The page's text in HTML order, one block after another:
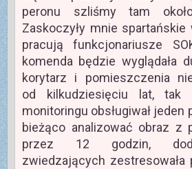
peronu szliśmy tam
Zaskoczyły mnie spartańskie
pracują funkcjonariusze
komenda będzie wyglądała
korytarz i pomieszczenia
od kilkudziesięciu lat, tak
monitoringu obsługiwał jeden
bieżąco analizować obraz z
przez 12 godzin,
zwiedzających zestresowała